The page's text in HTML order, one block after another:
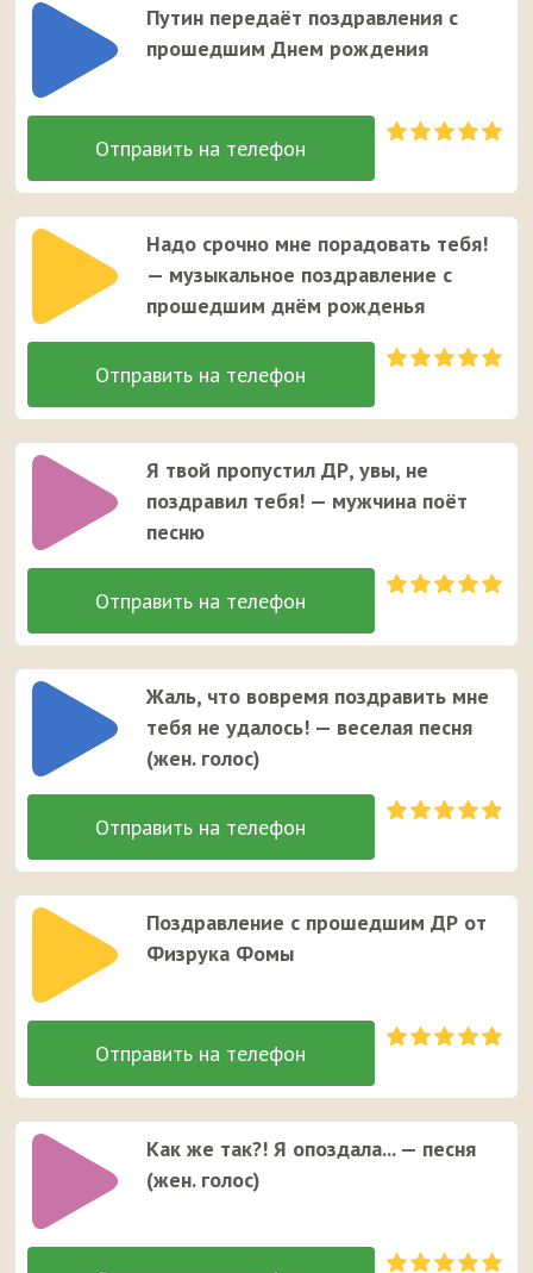
Путин передаёт поздравления с
прошедшим Днем рождения
Надо срочно мне порадовать тебя!
— музыкальное поздравление с
прошедшим днём рожденья
Я твой пропустил ДР, увы, не
поздравил тебя! — мужчина поёт
песню
Жаль, что вовремя поздравить мне
тебя не удалось! — веселая песня
(жен. голос)
Поздравление с прошедшим ДР от
Физрука Фомы
Как же так?! Я опоздала... — песня
(жен. голос)